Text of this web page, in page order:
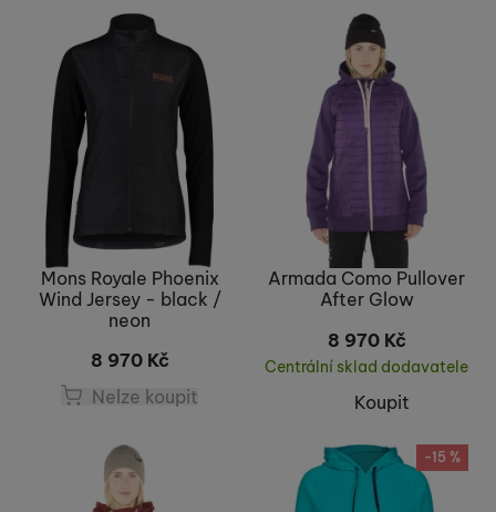
Mons Royale Phoenix
Wind Jersey - black /
neon
8 970 Kč
Nelze koupit
Armada Como Pullover
After Glow
8 970 Kč
Centrální sklad dodavatele
Koupit
-15 %